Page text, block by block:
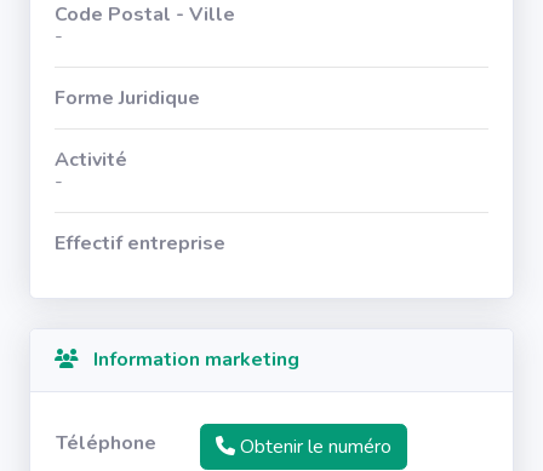
Code Postal - Ville
-
Forme Juridique
Activité
-
Effectif entreprise
Information marketing
Téléphone
Obtenir le numéro